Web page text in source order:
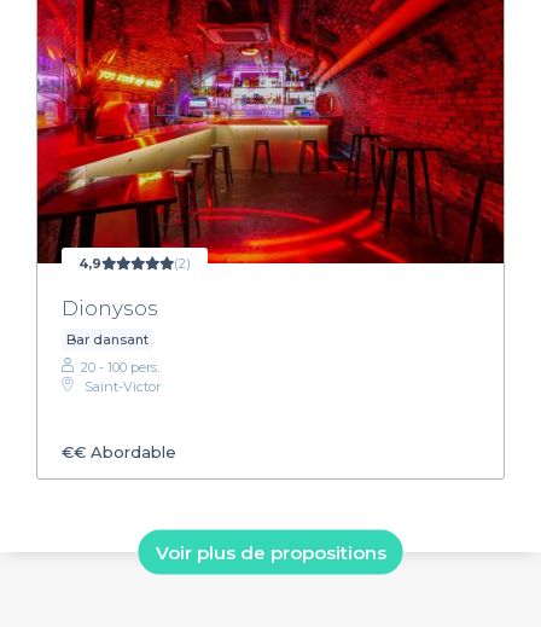
4,9 (2)
Dionysos
Bar dansant
20 - 100 pers.
Saint-Victor
€€ Abordable
Voir plus de propositions